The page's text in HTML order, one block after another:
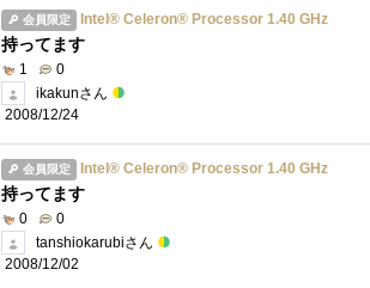
会員限定 Intel® Celeron® Processor 1.40 GHz
持ってます
1
0
ikakunさん
2008/12/24
会員限定 Intel® Celeron® Processor 1.40 GHz
持ってます
0
0
tanshiokarubiさん
2008/12/02